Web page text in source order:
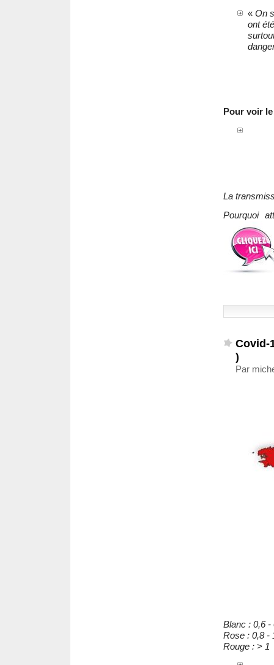
« On
ont
Pour voir
La
Pourquoi
Covid-
)
Par
Blanc : 0,6 -
Rose : 0,8 -
Rouge : > 1